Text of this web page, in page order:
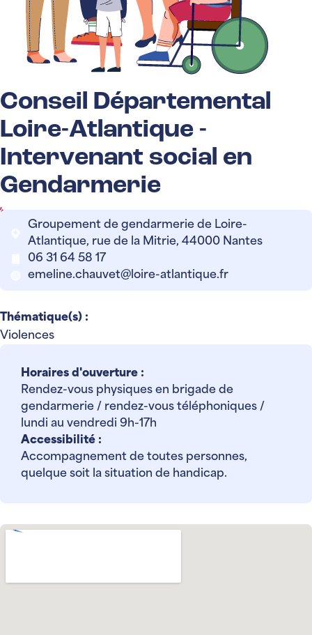
Conseil Départemental
Loire-Atlantique -
Intervenant social en
Gendarmerie
Groupement de gendarmerie de Loire-
Atlantique, rue de la Mitrie, 44000 Nantes
06 31 64 58 17
emeline.chauvet@loire-atlantique.fr
Thématique(s) :
Violences
Horaires d'ouverture :
Rendez-vous physiques en brigade de
gendarmerie / rendez-vous téléphoniques /
lundi au vendredi 9h-17h
Accessibilité :
Accompagnement de toutes personnes,
quelque soit la situation de handicap.